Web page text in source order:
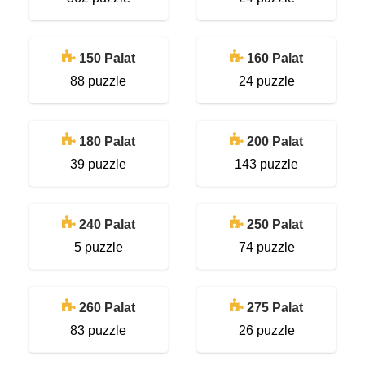
150 Palat
88 puzzle
160 Palat
24 puzzle
180 Palat
39 puzzle
200 Palat
143 puzzle
240 Palat
5 puzzle
250 Palat
74 puzzle
260 Palat
83 puzzle
275 Palat
26 puzzle